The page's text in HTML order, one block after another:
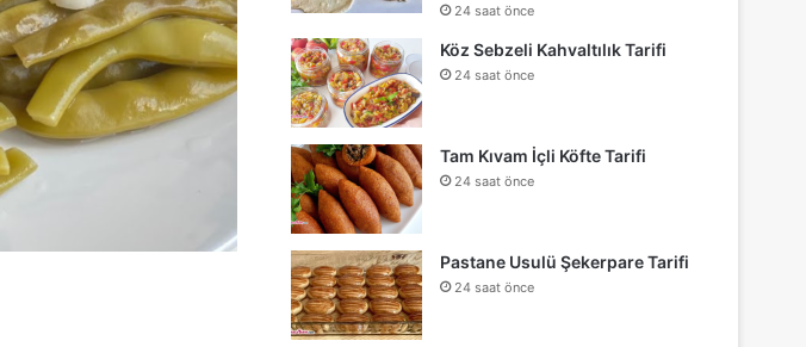
24 saat önce
Köz Sebzeli Kahvaltılık Tarifi
24 saat önce
Tam Kıvam İçli Köfte Tarifi
24 saat önce
Pastane Usulü Şekerpare Tarifi
24 saat önce